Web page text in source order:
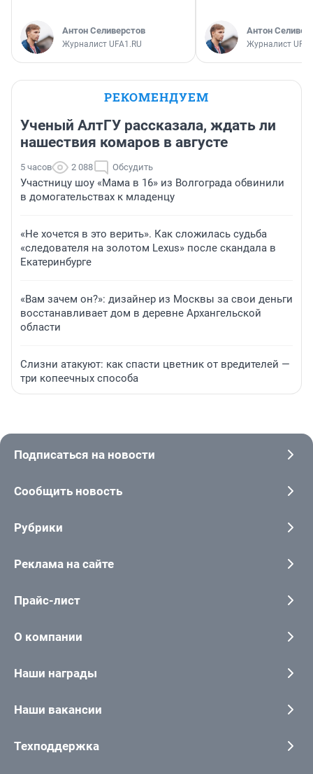
Антон Селиверстов
Журналист UFA1.RU
Антон
Журналист
РЕКОМЕНДУЕМ
Ученый АлтГУ рассказала, ждать ли
нашествия комаров в августе
5 часов 2 088 Обсудить
Участницу шоу «Мама в 16» из Волгограда обвинили
в домогательствах к младенцу
«Не хочется в это верить». Как сложилась судьба
«следователя на золотом Lexus» после скандала в
Екатеринбурге
«Вам зачем он?»: дизайнер из Москвы за свои деньги
восстанавливает дом в деревне Архангельской
области
Слизни атакуют: как спасти цветник от вредителей —
три копеечных способа
Подписаться на новости
Сообщить новость
Рубрики
Реклама на сайте
Прайс-лист
О компании
Наши награды
Наши вакансии
Техподдержка